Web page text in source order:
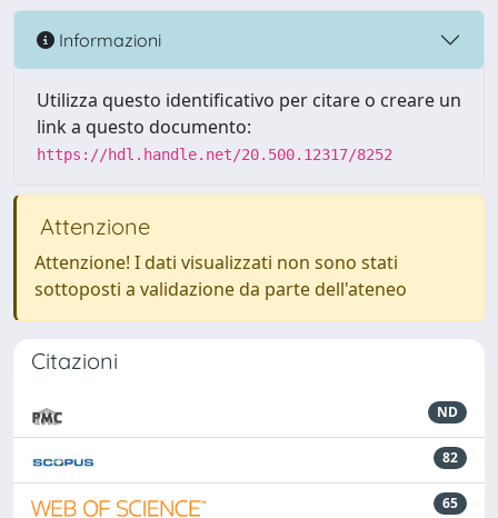
Informazioni
Utilizza questo identificativo per citare o creare un
link a questo documento:
https://hdl.handle.net/20.500.12317/8252
Attenzione
Attenzione! I dati visualizzati non sono stati
sottoposti a validazione da parte dell'ateneo
Citazioni
ND
82
65